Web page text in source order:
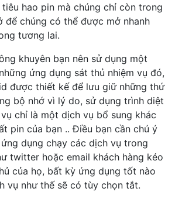
tiêu hao pin mà chúng chỉ còn trong
để chúng có thể được mở nhanh
tương lai.
khuyên bạn nên sử dụng một
ứng dụng sát thủ nhiệm vụ đó,
được thiết kế để lưu giữ những thứ
bộ nhớ vì lý do, sử dụng trình diệt
vụ chỉ là một dịch vụ bổ sung khác
pin của bạn .. Điều bạn cần chú ý
dụng chạy các dịch vụ trong
twitter hoặc email khách hàng kéo
của họ, bất kỳ ứng dụng tốt nào
vụ như thế sẽ có tùy chọn tắt.